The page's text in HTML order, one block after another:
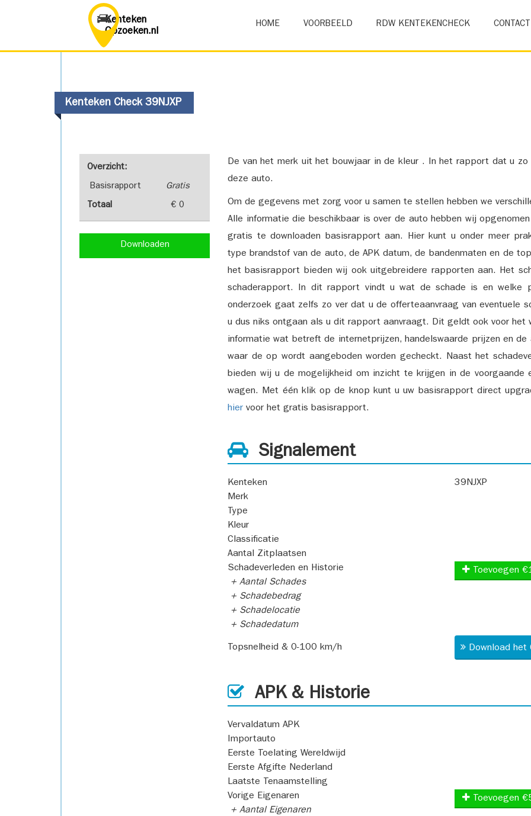
Kenteken
Opzoeken.nl
HOME VOORBEELD RDW KENTEKENCHECK CONTACT
Kenteken Check 39NJXP
Overzicht:
Basisrapport Gratis
Totaal € 0
Downloaden
De van het merk uit het bouwjaar in de kleur . In het rapport dat u
deze auto.
Om de gegevens met zorg voor u samen te stellen hebben we
Alle informatie die beschikbaar is over de auto hebben wij
gratis te downloaden basisrapport aan. Hier kunt u onder meer
type brandstof van de auto, de APK datum, de bandenmaten en de
het basisrapport bieden wij ook uitgebreidere rapporten aan. Het
schaderapport. In dit rapport vindt u wat de schade is en welke
onderzoek gaat zelfs zo ver dat u de offerteaanvraag van eventuele
u dus niks ontgaan als u dit rapport aanvraagt. Dit geldt ook voor
informatie wat betreft de internetprijzen, handelswaarde prijzen en
waar de op wordt aangeboden worden gecheckt. Naast het
bieden wij u de mogelijkheid om inzicht te krijgen in de voorgaande
wagen. Met één klik op de knop kunt u uw basisrapport direct
hier voor het gratis basisrapport.
Signalement
Kenteken
39NJXP
Merk
Type
Kleur
Classificatie
Aantal Zitplaatsen
Schadeverleden en Historie
+ Aantal Schades
+ Schadebedrag
+ Schadelocatie
+ Schadedatum
Toevoegen
Topsnelheid & 0-100 km/h Download
APK & Historie
Vervaldatum APK
Importauto
Eerste Toelating Wereldwijd
Eerste Afgifte Nederland
Laatste Tenaamstelling
Vorige Eigenaren
+ Aantal Eigenaren
Toevoegen